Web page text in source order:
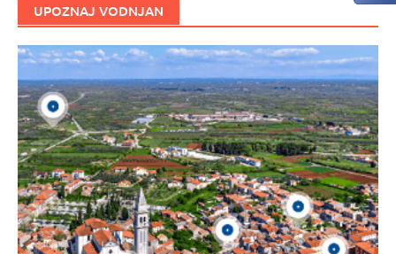
UPOZNAJ VODNJAN